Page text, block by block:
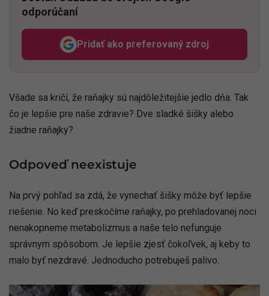
odporúčaní
Pridať ako preferovaný zdroj
Odzadu, odkaz sa otvorí v
Všade sa kričí, že raňajky sú najdôležitejšie jedlo dňa. Tak
čo je lepšie pre naše zdravie? Dve sladké šišky alebo
žiadne raňajky?
Odpoveď neexistuje
Na prvý pohľad sa zdá, že vynechať šišky môže byť lepšie
riešenie. No keď preskočíme raňajky, po prehladovanej noci
nenakopneme metabolizmus a naše telo nefunguje
správnym spôsobom. Je lepšie zjesť čokoľvek, aj keby to
malo byť nezdravé. Jednoducho potrebuješ palivo.